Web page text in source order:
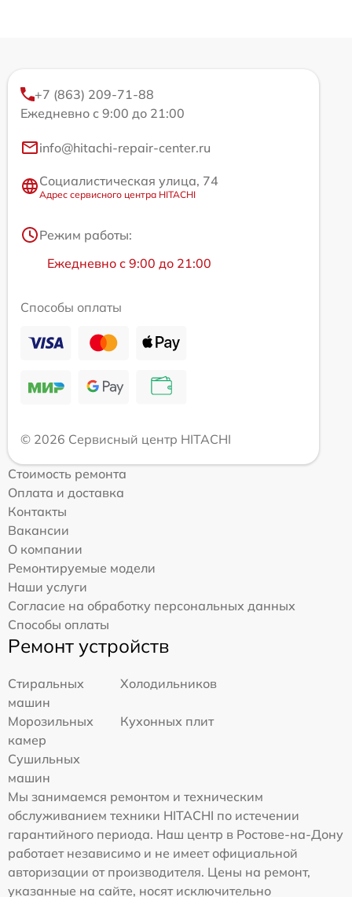
+7 (863) 209-71-88
Ежедневно с 9:00 до 21:00
info@hitachi-repair-center.ru
Социалистическая улица, 74
Адрес сервисного центра HITACHI
Режим работы:
Ежедневно с 9:00 до 21:00
Способы оплаты
© 2026 Сервисный центр HITACHI
Стоимость ремонта
Оплата и доставка
Контакты
Вакансии
О компании
Ремонтируемые модели
Наши услуги
Согласие на обработку персональных данных
Способы оплаты
Ремонт устройств
Стиральных
машин
Холодильников
Морозильных
камер
Кухонных плит
Сушильных
машин
Мы занимаемся ремонтом и техническим
обслуживанием техники HITACHI по истечении
гарантийного периода. Наш центр в Ростове-на-Дону
работает независимо и не имеет официальной
авторизации от производителя. Цены на ремонт,
указанные на сайте, носят исключительно